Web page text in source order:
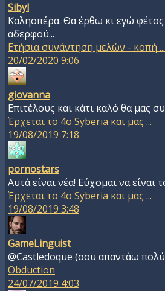
Sibyl
Καλησπέρα. Θα έρθω κι εγώ
αδερφού...
Ετήσια συνάντηση μελών - κοπή ...
20/02/2020 9:06
giovanna
Επιτέλους και κάτι καλό θα μας
Έρχεται το 4ο Syberia και μας ...
19/08/2019 7:18
pornostars
Αυτά είναι νέα! Εύχομαι να είναι
Έρχεται το 4ο Syberia και μας ...
19/08/2019 3:48
GameLinguist
@Castledoque (σου απαντάω πολύ
Obduction
24/07/2019 4:03